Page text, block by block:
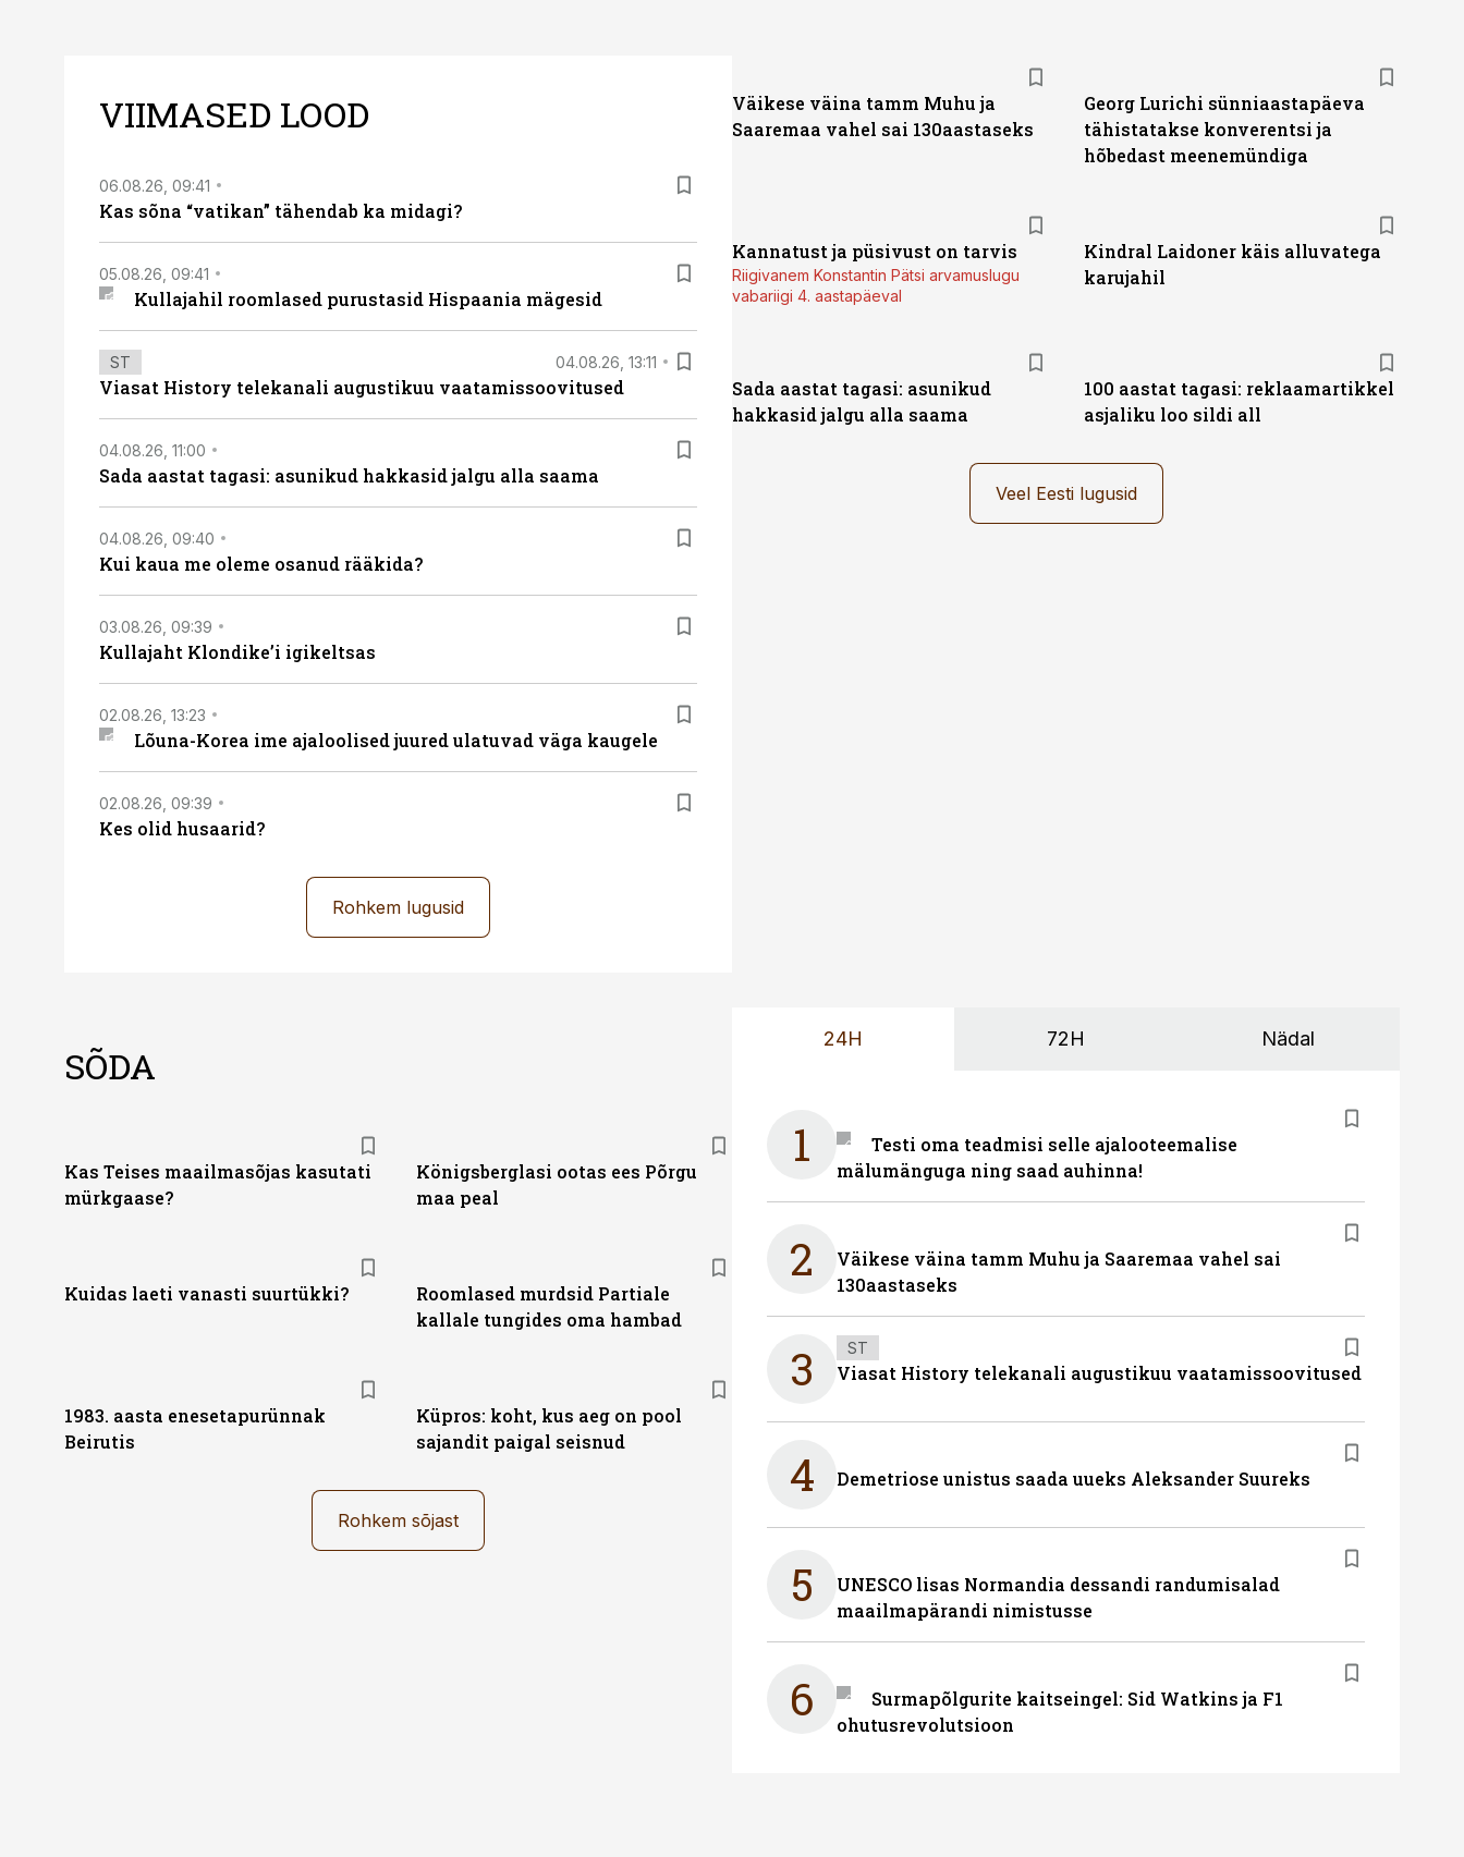
VIIMASED LOOD
06.08.26, 09:41
Kas sõna “vatikan” tähendab ka midagi?
05.08.26, 09:41
Kullajahil roomlased purustasid Hispaania mägesid
ST 04.08.26, 13:11
Viasat History telekanali augustikuu vaatamissoovitused
04.08.26, 11:00
Sada aastat tagasi: asunikud hakkasid jalgu alla saama
04.08.26, 09:40
Kui kaua me oleme osanud rääkida?
03.08.26, 09:39
Kullajaht Klondike’i igikeltsas
02.08.26, 13:23
Lõuna-Korea ime ajaloolised juured ulatuvad väga kaugele
02.08.26, 09:39
Kes olid husaarid?
Rohkem lugusid
Väikese väina tamm Muhu ja
Saaremaa vahel sai 130aastaseks
Georg Lurichi sünniaastapäeva
tähistatakse konverentsi ja
hõbedast meenemündiga
Kannatust ja püsivust on tarvis
Riigivanem Konstantin Pätsi arvamuslugu
vabariigi 4. aastapäeval
Kindral Laidoner käis alluvatega
karujahil
Sada aastat tagasi: asunikud
hakkasid jalgu alla saama
100 aastat tagasi: reklaamartikkel
asjaliku loo sildi all
Veel Eesti lugusid
SÕDA
Kas Teises maailmasõjas kasutati
mürkgaase?
Königsberglasi ootas ees Põrgu
maa peal
Kuidas laeti vanasti suurtükki?
Roomlased murdsid Partiale
kallale tungides oma hambad
1983. aasta enesetapurünnak
Beirutis
Küpros: koht, kus aeg on pool
sajandit paigal seisnud
Rohkem sõjast
24H 72H Nädal
1
Testi oma teadmisi selle ajalooteemalise
mälumänguga ning saad auhinna!
2
Väikese väina tamm Muhu ja Saaremaa vahel sai
130aastaseks
3 ST
Viasat History telekanali augustikuu vaatamissoovitused
4 Demetriose unistus saada uueks Aleksander Suureks
5
UNESCO lisas Normandia dessandi randumisalad
maailmapärandi nimistusse
6
Surmapõlgurite kaitseingel: Sid Watkins ja F1
ohutusrevolutsioon